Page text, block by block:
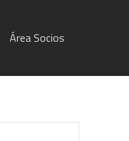
Área Socios